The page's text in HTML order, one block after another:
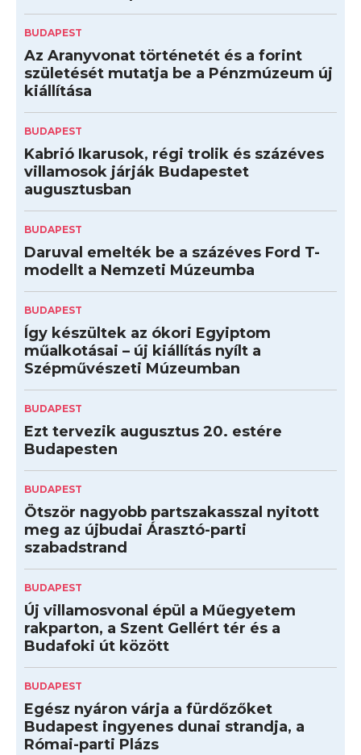
BUDAPEST
Az Aranyvonat történetét és a forint
születését mutatja be a Pénzmúzeum új
kiállítása
BUDAPEST
Kabrió Ikarusok, régi trolik és százéves
villamosok járják Budapestet
augusztusban
BUDAPEST
Daruval emelték be a százéves Ford T-
modellt a Nemzeti Múzeumba
BUDAPEST
Így készültek az ókori Egyiptom
műalkotásai – új kiállítás nyílt a
Szépművészeti Múzeumban
BUDAPEST
Ezt tervezik augusztus 20. estére
Budapesten
BUDAPEST
Ötször nagyobb partszakasszal nyitott
meg az újbudai Árasztó-parti
szabadstrand
BUDAPEST
Új villamosvonal épül a Műegyetem
rakparton, a Szent Gellért tér és a
Budafoki út között
BUDAPEST
Egész nyáron várja a fürdőzőket
Budapest ingyenes dunai strandja, a
Római-parti Plázs